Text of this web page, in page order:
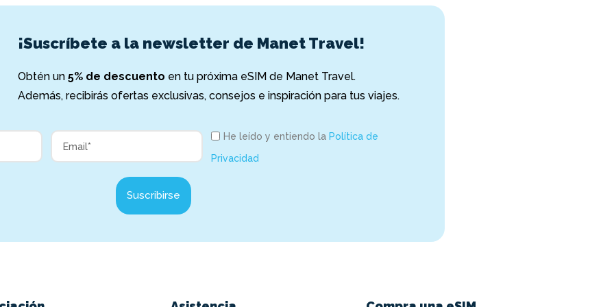
¡Suscríbete a la newsletter de Manet Travel!
Obtén un 5% de descuento en tu próxima eSIM de Manet Travel.
Además, recibirás ofertas exclusivas, consejos e inspiración para tus viajes.
He leído y entiendo la Política de
Privacidad
Suscribirse